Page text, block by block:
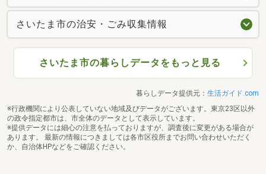
さいたま市の治安・ごみ収集情報
さいたま市の暮らしデータをもっと見る
暮らしデータ提供元： 生活ガイド.com
※行政機関により公表していない地域及びデータがございます。東京23区以外
の政令指定都市は、市全体のデータとして表示しています。
※提供データには細心の注意を払っておりますが、調査後に変更がある場合が
あります。 最新の情報につきましては各市区役所までお問い合わせいただく
か、自治体HPなどをご確認ください。